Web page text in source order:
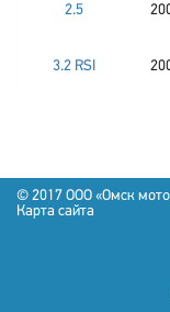
2.5
3.2 RSI
© 2017 OOO «Омск
Карта сайта